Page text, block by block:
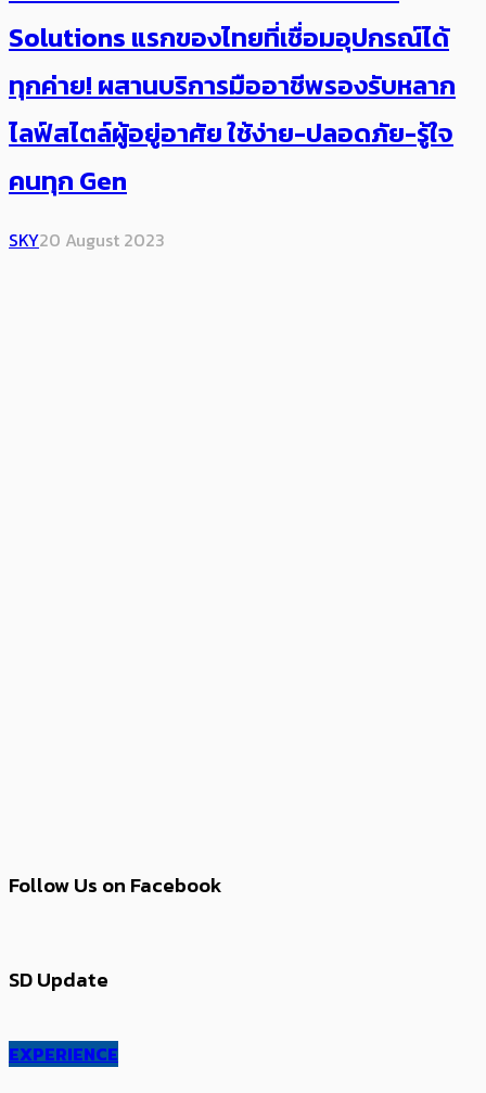
Solutions แรกของไทยที่เชื่อมอุปกรณ์ได้
ทุกค่าย! ผสานบริการมืออาชีพรองรับหลาก
ไลฟ์สไตล์ผู้อยู่อาศัย ใช้ง่าย-ปลอดภัย-รู้ใจ
คนทุก Gen
SKY20 August 2023
Follow Us on Facebook
SD Update
EXPERIENCE